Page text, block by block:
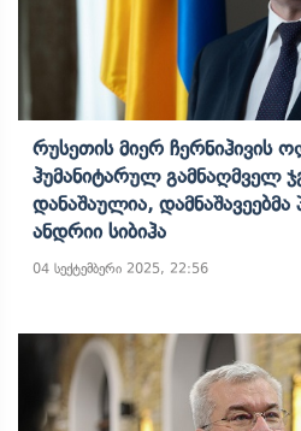
Რუსეთის Მიერ Ჩერნიჰივის
Ჰუმანიტარულ Გამნაღმველ
Დანაშაულია, Დამნაშავეებმა
Ანდრიი Სიბიჰა
04 სექტემბერი 2025, 22:56